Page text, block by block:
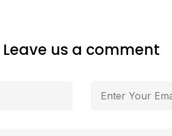
Leave us a comment